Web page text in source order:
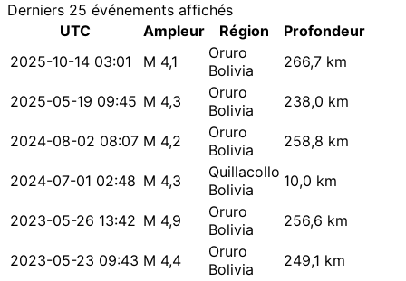
Derniers 25 événements affichés
UTC
Ampleur Région
Profondeur
2025-10-14 03:01
M 4,1
Oruro
Bolivia
266,7 km
2025-05-19 09:45 M 4,3
Oruro
Bolivia
238,0 km
2024-08-02 08:07 M 4,2
Oruro
Bolivia
258,8 km
2024-07-01 02:48 M 4,3
Quillacollo
Bolivia
10,0 km
2023-05-26 13:42 M 4,9
Oruro
Bolivia
256,6 km
2023-05-23 09:43 M 4,4
Oruro
Bolivia
249,1 km